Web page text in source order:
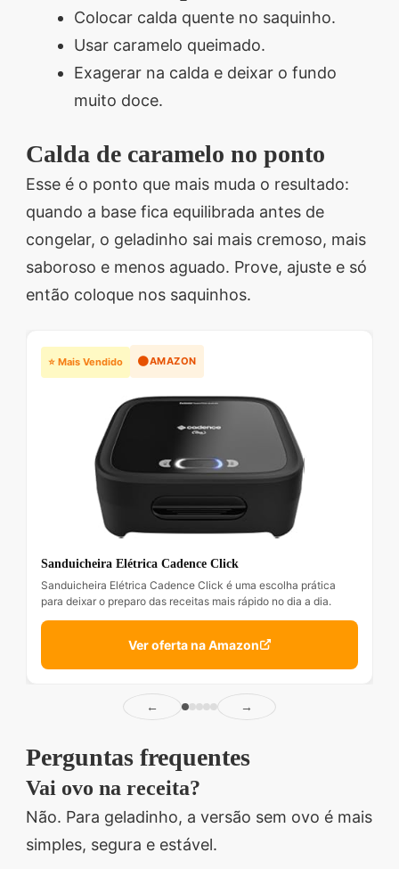
Colocar calda quente no saquinho.
Usar caramelo queimado.
Exagerar na calda e deixar o fundo
muito doce.
Calda de caramelo no ponto
Esse é o ponto que mais muda o resultado:
quando a base fica equilibrada antes de
congelar, o geladinho sai mais cremoso, mais
saboroso e menos aguado. Prove, ajuste e só
então coloque nos saquinhos.
⭐ Mais Vendido 🟠AMAZON
Sanduicheira Elétrica Cadence Click
Sanduicheira Elétrica Cadence Click é uma escolha prática
para deixar o preparo das receitas mais rápido no dia a dia.
Ver oferta na Amazon
← →
Perguntas frequentes
Vai ovo na receita?
Não. Para geladinho, a versão sem ovo é mais
simples, segura e estável.